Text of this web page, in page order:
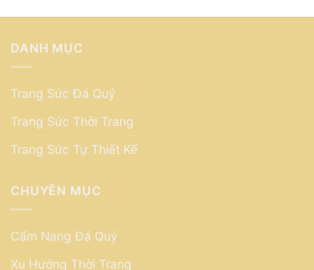
DANH MỤC
Trang Sức Đá Quý
Trang Sức Thời Trang
Trang Sức Tự Thiết Kế
CHUYÊN MỤC
Cẩm Nang Đá Quý
Xu Hướng Thời Trang